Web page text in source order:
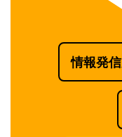
情報発